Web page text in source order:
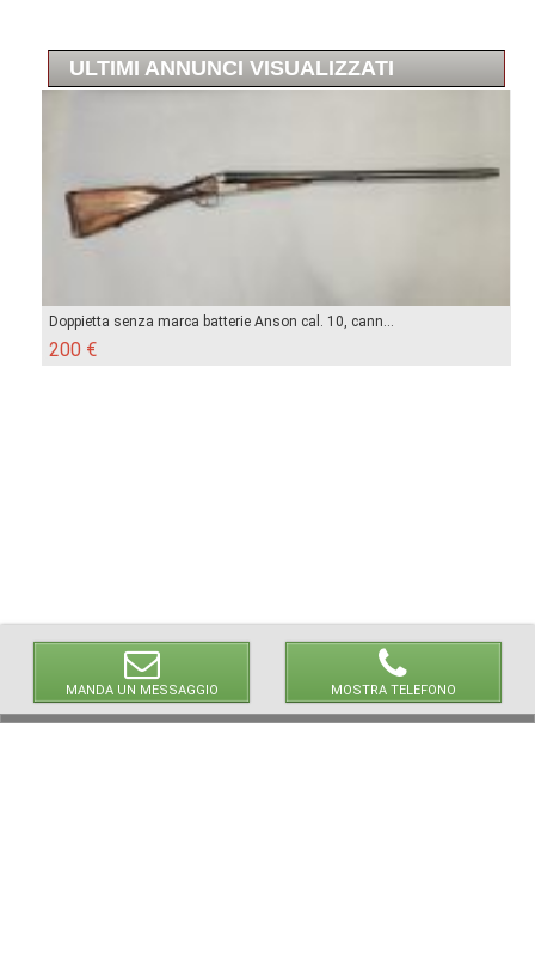
MANDA UN MESSAGGIO MOSTRA TELEFONO
ULTIMI ANNUNCI VISUALIZZATI
Doppietta senza marca batterie Anson cal. 10, cann...
200 €